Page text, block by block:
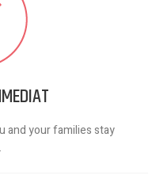
and your families stay